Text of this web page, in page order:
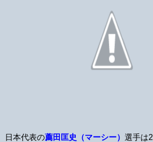
日本代表の薦田匡史（マーシー） 選手は